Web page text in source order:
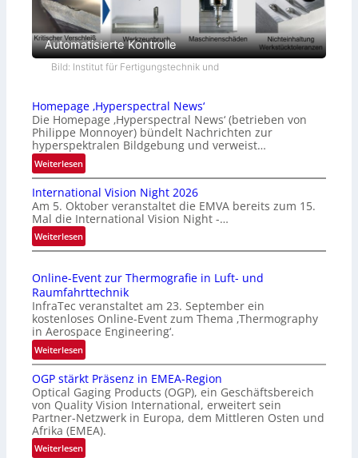
Automatisierte Kontrolle
Bild: Institut für Fertigungstechnik und
Homepage ‚Hyperspectral News‘
Die Homepage ‚Hyperspectral News‘ (betrieben von
Philippe Monnoyer) bündelt Nachrichten zur
hyperspektralen Bildgebung und verweist…
Weiterlesen:
H
o
m
e
p
a
e
‚
H
y
p
e
r
s
p
e
c
t
International Vision Night 2026
Am 5. Oktober veranstaltet die EMVA bereits zum 15.
Mal die International Vision Night -…
Weiterlesen:
I
t
e
r
n
a
t
o
n
a
l
V
Online-Event zur Thermografie in Luft- und
Raumfahrttechnik
InfraTec veranstaltet am 23. September ein
kostenloses Online-Event zum Thema ‚Thermography
in Aerospace Engineering‘.
Weiterlesen:
O
n
l
i
n
e
-
OGP stärkt Präsenz in EMEA-Region
Optical Gaging Products (OGP), ein Geschäftsbereich
von Quality Vision International, erweitert sein
Partner-Netzwerk in Europa, dem Mittleren Osten und
Afrika (EMEA).
Weiterlesen: